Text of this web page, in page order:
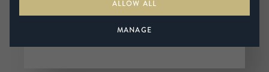
由我们精心织造，充分发挥羊毛天然的温
ALLOW ALL
MANAGE